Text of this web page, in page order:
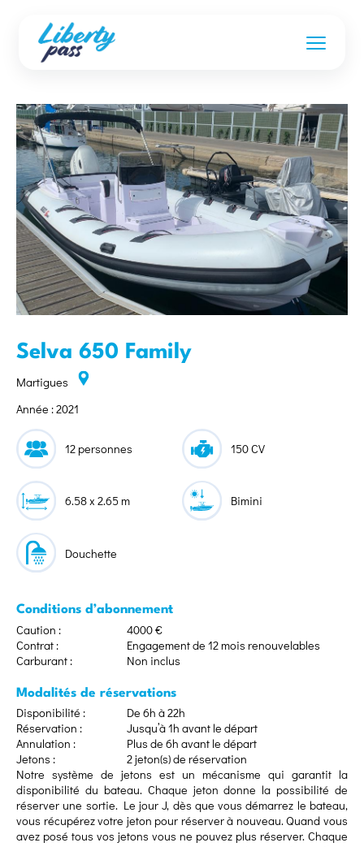
Selva 650 Family
Martigues
Année : 2021
12 personnes 150 CV
6.58 x 2.65 m Bimini
Douchette
Conditions d’abonnement
Caution :
4000 €
Contrat :
Engagement de 12 mois renouvelables
Carburant :
Non inclus
Modalités de réservations
Disponibilité :
De 6h à 22h
Réservation :
Jusqu’à 1h avant le départ
Annulation :
Plus de 6h avant le départ
Jetons :
2 jeton(s) de réservation
Notre système de jetons est un mécanisme qui garantit la
disponibilité du bateau. Chaque jeton donne la possibilité de
réserver une sortie. Le jour J, dès que vous démarrez le bateau,
vous récupérez votre jeton pour réserver à nouveau. Quand vous
avez posé tous vos jetons vous ne pouvez plus réserver. Chaque